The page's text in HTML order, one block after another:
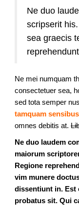
Ne duo
scripserit
sea graecis
Ne mei numquam
consectetuer sea,
sed tota semper
tamquam
omnes debitis at.
Ne duo laudem
maiorum
Regione
vim munere
dissentiunt in. Est
probatus sit. Qui